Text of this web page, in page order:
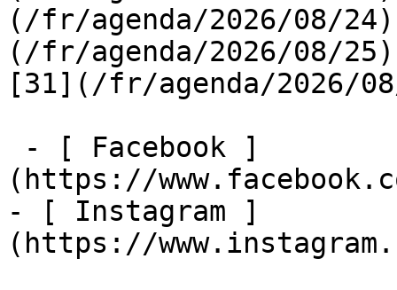
(/fr/agenda/2026/08/
(/fr/agenda/2026/08/
[31](/fr/agenda/
(https://
- [ Instagram ]
(https://